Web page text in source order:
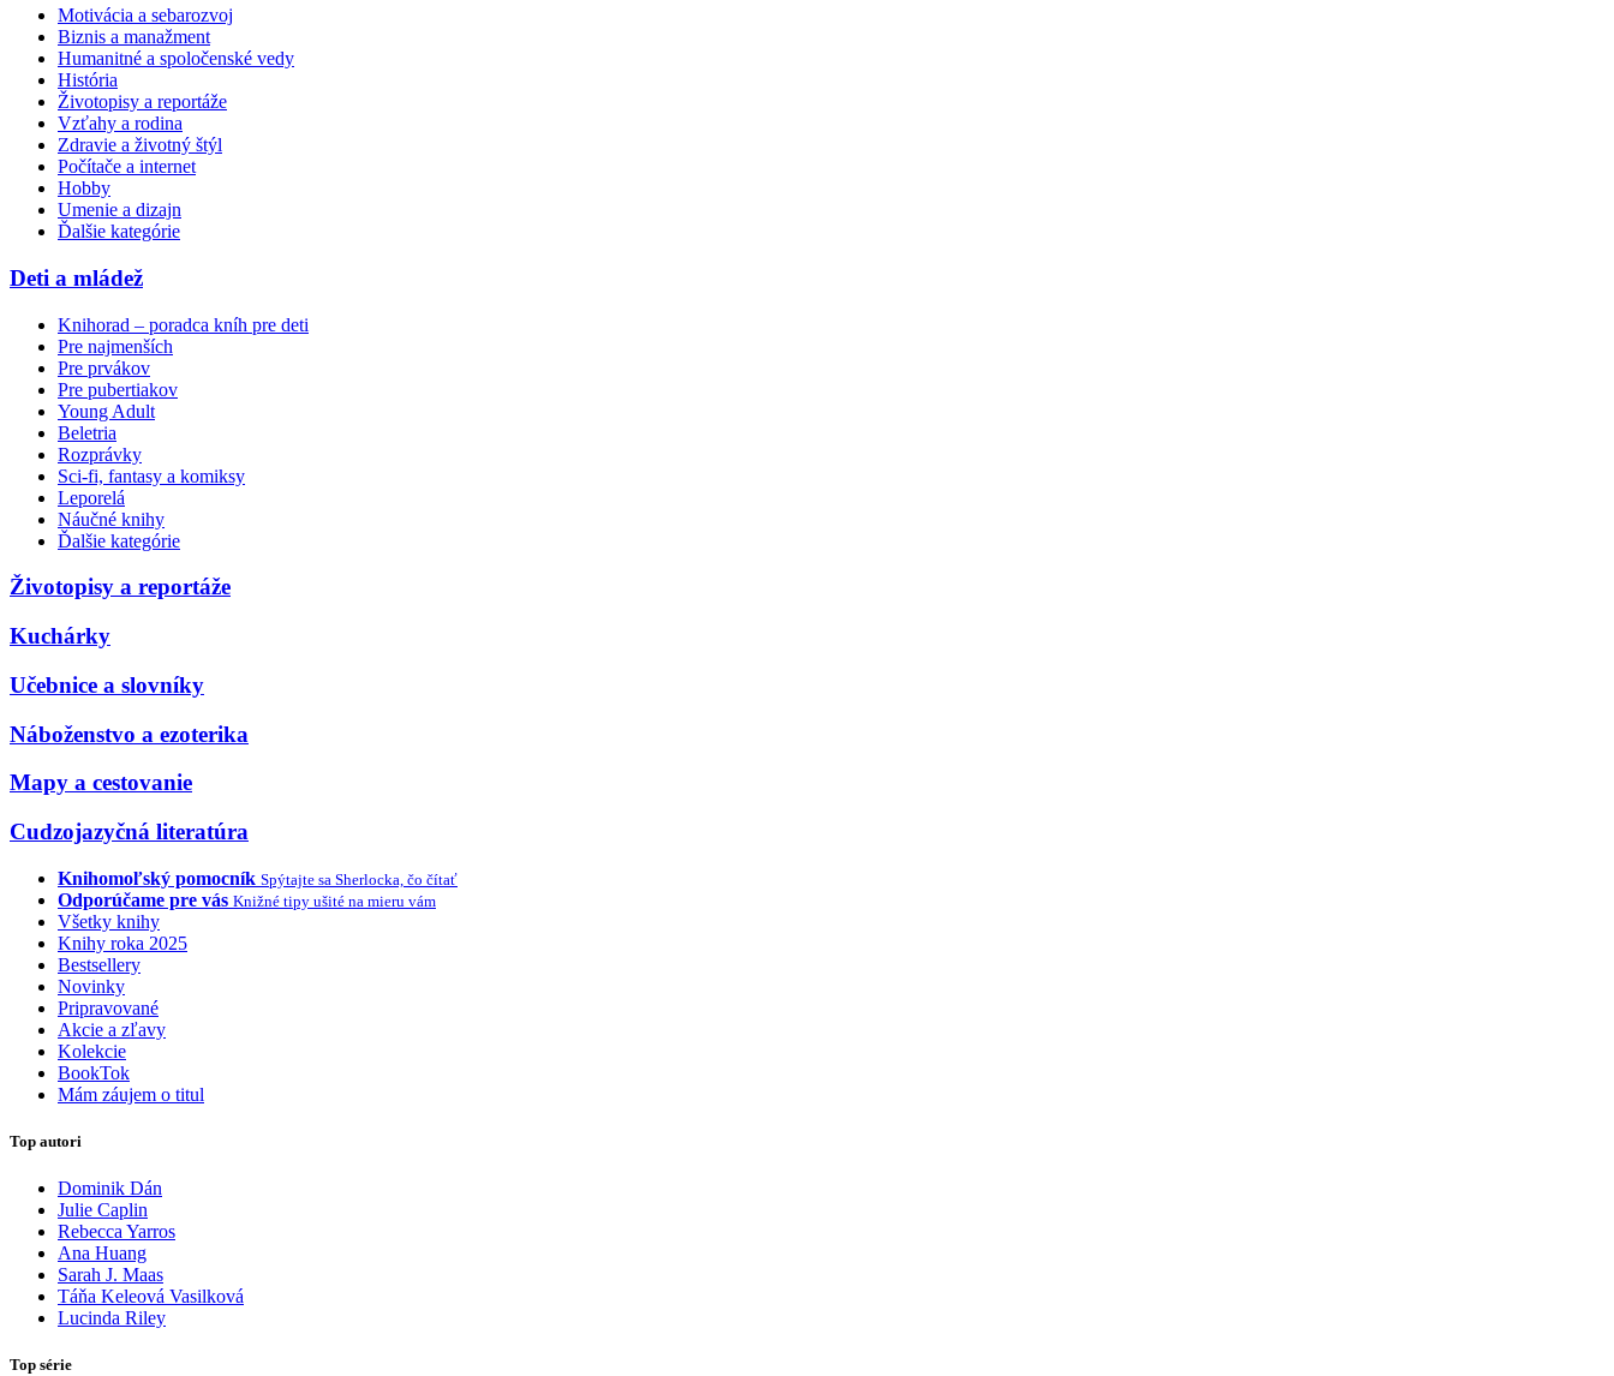
Motivácia a sebarozvoj
Biznis a manažment
Humanitné a spoločenské vedy
História
Životopisy a reportáže
Vzťahy a rodina
Zdravie a životný štýl
Počítače a internet
Hobby
Umenie a dizajn
Ďalšie kategórie
Deti a mládež
Knihorad – poradca kníh pre deti
Pre najmenších
Pre prvákov
Pre pubertiakov
Young Adult
Beletria
Rozprávky
Sci-fi, fantasy a komiksy
Leporelá
Náučné knihy
Ďalšie kategórie
Životopisy a reportáže
Kuchárky
Učebnice a slovníky
Náboženstvo a ezoterika
Mapy a cestovanie
Cudzojazyčná literatúra
Knihomoľský pomocník Spýtajte sa Sherlocka, čo čítať
Odporúčame pre vás Knižné tipy ušité na mieru vám
Všetky knihy
Knihy roka 2025
Bestsellery
Novinky
Pripravované
Akcie a zľavy
Kolekcie
BookTok
Mám záujem o titul
Top autori
Dominik Dán
Julie Caplin
Rebecca Yarros
Ana Huang
Sarah J. Maas
Táňa Keleová Vasilková
Lucinda Riley
Top série